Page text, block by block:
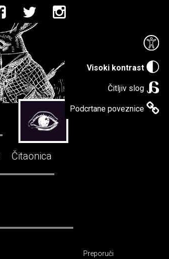
Visoki kontrast
Čitljiv slog
Podcrtane poveznice
Čitaonica
Preporuči